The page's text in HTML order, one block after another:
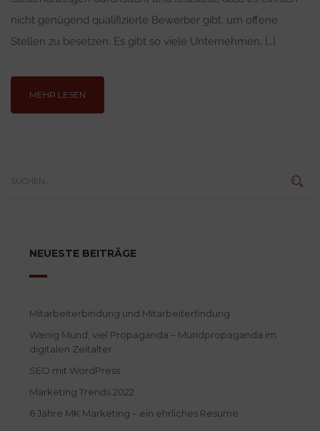
nicht genügend qualifizierte Bewerber gibt, um offene
Stellen zu besetzen. Es gibt so viele Unternehmen, […]
MEHR LESEN
NEUESTE BEITRÄGE
Mitarbeiterbindung und Mitarbeiterfindung
Wenig Mund, viel Propaganda – Mundpropaganda im
digitalen Zeitalter
SEO mit WordPress
Marketing Trends 2022
6 Jahre MK Marketing – ein ehrliches Resume